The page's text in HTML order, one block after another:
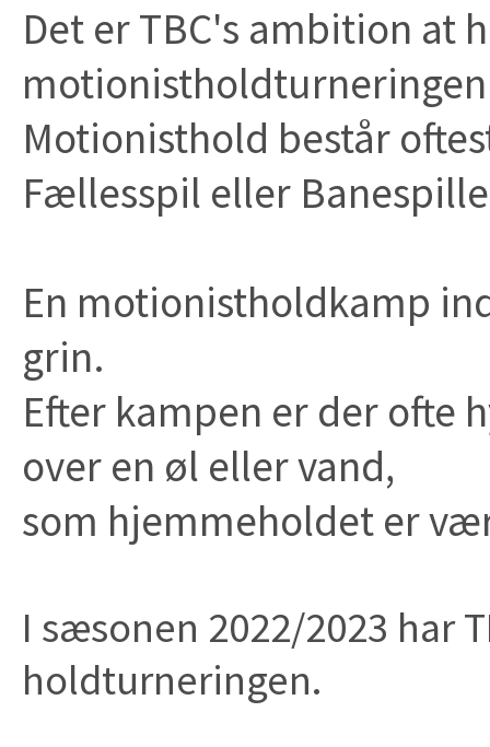
Det er TBC's ambition at
Motionisthold består
Fællesspil eller
En motionistholdkamp
grin.
Efter kampen er der ofte
over en øl eller vand,
som hjemmeholdet er
I sæsonen 2022/2023 har
holdturneringen.